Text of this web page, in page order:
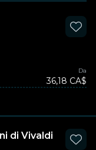
Da
36,18 CA$
di Vivaldi